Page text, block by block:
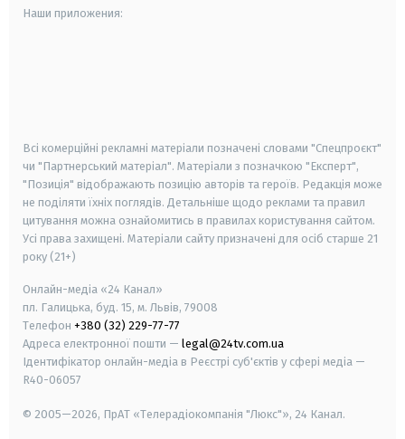
Наши приложения:
Всі комерційні рекламні матеріали позначені словами "Спецпроєкт"
чи "Партнерський матеріал". Матеріали з позначкою "Експерт",
"Позиція" відображають позицію авторів та героїв. Редакція може
не поділяти їхніх поглядів. Детальніше щодо реклами та правил
цитування можна ознайомитись в правилах користування сайтом.
Усі права захищені. Матеріали сайту призначені для осіб старше 21
року (21+)
Онлайн-медіа «24 Канал»
пл. Галицька, буд. 15, м. Львів, 79008
Телефон +380 (32) 229-77-77
Адреса електронної пошти — legal@24tv.com.ua
Ідентифікатор онлайн-медіа в Реєстрі суб'єктів у сфері медіа —
R40-06057
© 2005—2026, ПрАТ «Телерадіокомпанія "Люкс"», 24 Канал.